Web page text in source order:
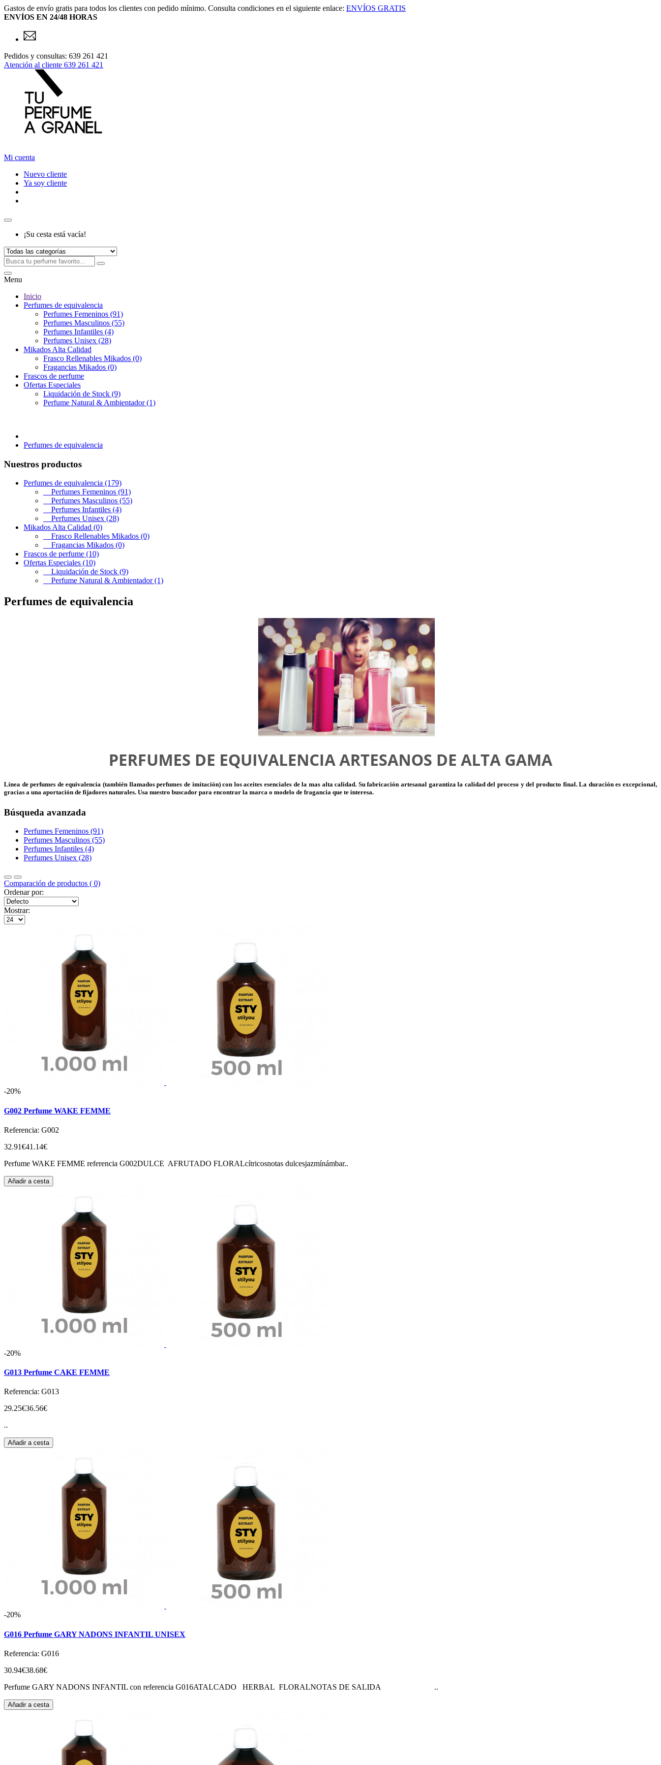
Gastos de envío gratis para todos los clientes con pedido mínimo. Consulta condiciones en el siguiente enlace: ENVÍOS GRATIS
ENVÍOS EN 24/48 HORAS
Pedidos y consultas: 639 261 421
Atención al cliente 639 261 421
Mi cuenta
Nuevo cliente
Ya soy cliente
¡Su cesta está vacía!
Menu
Inicio
Perfumes de equivalencia
Perfumes Femeninos (91)
Perfumes Masculinos (55)
Perfumes Infantiles (4)
Perfumes Unisex (28)
Mikados Alta Calidad
Frasco Rellenables Mikados (0)
Fragancias Mikados (0)
Frascos de perfume
Ofertas Especiales
Liquidación de Stock (9)
Perfume Natural & Ambientador (1)
Perfumes de equivalencia
Nuestros productos
Perfumes de equivalencia (179)
Perfumes Femeninos (91)
Perfumes Masculinos (55)
Perfumes Infantiles (4)
Perfumes Unisex (28)
Mikados Alta Calidad (0)
Frasco Rellenables Mikados (0)
Fragancias Mikados (0)
Frascos de perfume (10)
Ofertas Especiales (10)
Liquidación de Stock (9)
Perfume Natural & Ambientador (1)
Perfumes de equivalencia
PERFUMES DE EQUIVALENCIA ARTESANOS DE ALTA GAMA
Línea de perfumes de equivalencia (también llamados perfumes de imitación) con los aceites esenciales de la mas alta calidad. Su fabricación artesanal garantiza la calidad del proceso y del producto final. La duración es excepcional,
gracias a una aportación de fijadores naturales. Usa nuestro buscador para encontrar la marca o modelo de fragancia que te interesa.
Búsqueda avanzada
Perfumes Femeninos (91)
Perfumes Masculinos (55)
Perfumes Infantiles (4)
Perfumes Unisex (28)
Comparación de productos ( 0)
Ordenar por:
Mostrar:
-20%
G002 Perfume WAKE FEMME
Referencia: G002
32.91€41.14€
Perfume WAKE FEMME referencia G002DULCE AFRUTADO FLORALcítricosnotas dulcesjazmínámbar..
Añadir a cesta
-20%
G013 Perfume CAKE FEMME
Referencia: G013
29.25€36.56€
..
Añadir a cesta
-20%
G016 Perfume GARY NADONS INFANTIL UNISEX
Referencia: G016
30.94€38.68€
Perfume GARY NADONS INFANTIL con referencia G016ATALCADO HERBAL FLORALNOTAS DE SALIDA ..
Añadir a cesta